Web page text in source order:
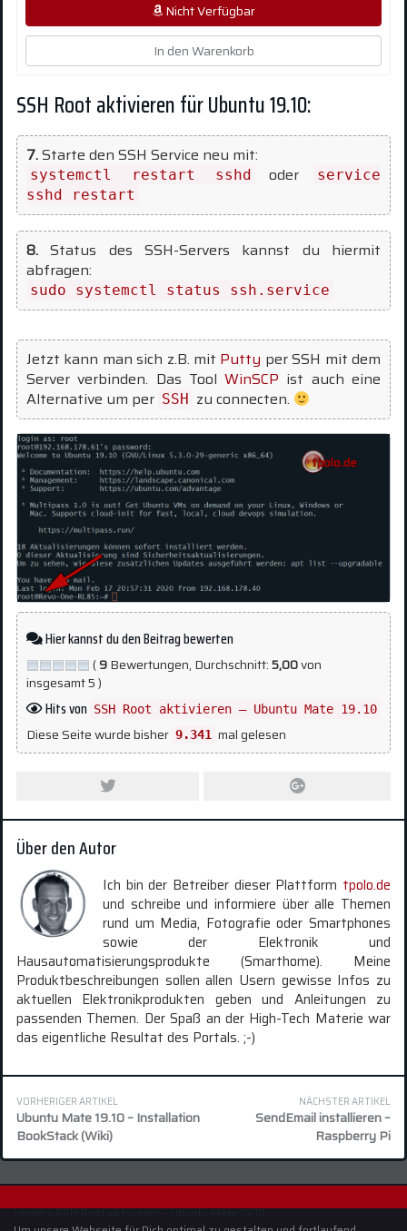
Nicht Verfügbar
In den Warenkorb
SSH Root aktivieren für Ubuntu 19.10:
7.Starte den SSH Service neu mit:
systemctl restart sshd oder
service
sshd restart
8. Status des SSH-Servers kannst du hiermit
abfragen:
sudo systemctl status ssh.service
Jetzt kann man sich z.B. mit Putty per SSH mit dem
Server verbinden. Das ToolWinSCP ist auch eine
Alternative um per SSH zu connecten.
Hier kannst du den Beitrag bewerten
(9Bewertungen, Durchschnitt:5,00von
insgesamt 5 )
Hits von SSH Root aktivieren – Ubuntu Mate 19.10
Diese Seite wurde bisher 9.341 mal gelesen
Über den Autor
Ich bin der Betreiber dieser Plattform tpolo.de
und schreibe und informiere über alle Themen
rund um Media, Fotografie oder Smartphones
sowie der Elektronik und
Hausautomatisierungsprodukte (Smarthome). Meine
Produktbeschreibungen sollen allen Usern gewisse Infos zu
aktuellen Elektronikprodukten geben und Anleitungen zu
passenden Themen. Der Spaß an der High-Tech Materie war
das eigentliche Resultat des Portals. ;-)
VORHERIGER ARTIKEL
Ubuntu Mate 19.10 – Installation
BookStack (Wiki)
NÄCHSTER ARTIKEL
SendEmail installieren –
Raspberry Pi
Home»SSH Root aktivieren – Ubuntu Mate 19.10